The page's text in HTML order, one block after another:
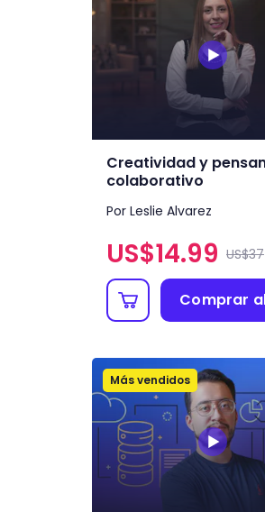
Creatividad y
colaborativo
Por Leslie Alvarez
US$14.99 US$37
Comprar
Más vendidos